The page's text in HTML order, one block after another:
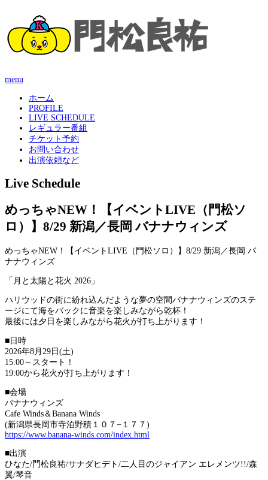
menu
ホーム
PROFILE
LIVE SCHEDULE
レギュラー番組
チケット予約
お問い合わせ
出演依頼など
Live Schedule
めっちゃNEW！【イベントLIVE（門松ソ
ロ）】8/29 新潟／長岡 バナナウィンズ
めっちゃNEW！【イベントLIVE（門松ソロ）】8/29 新潟／長岡 バ
ナナウィンズ
「月と太陽と花火 2026」
ハリウッドの街に紛れ込んだような夢の空間バナナウィンズのステ
ージにて海をバックに音楽を楽しみながら乾杯！
最後には夕日を楽しみながら花火が打ち上がります！
■日時
2026年8月29日(土)
15:00～スタート！
19:00から花火が打ち上がります！
■会場
バナナウィンズ
Cafe Winds＆Banana Winds
(新潟県長岡市寺泊野積１０７−１７７)
https://www.banana-winds.com/index.html
■出演
ひなた/門松良祐/サナダヒデト/二人目のジャイアン エレメンツ!!/森
翼/琴音